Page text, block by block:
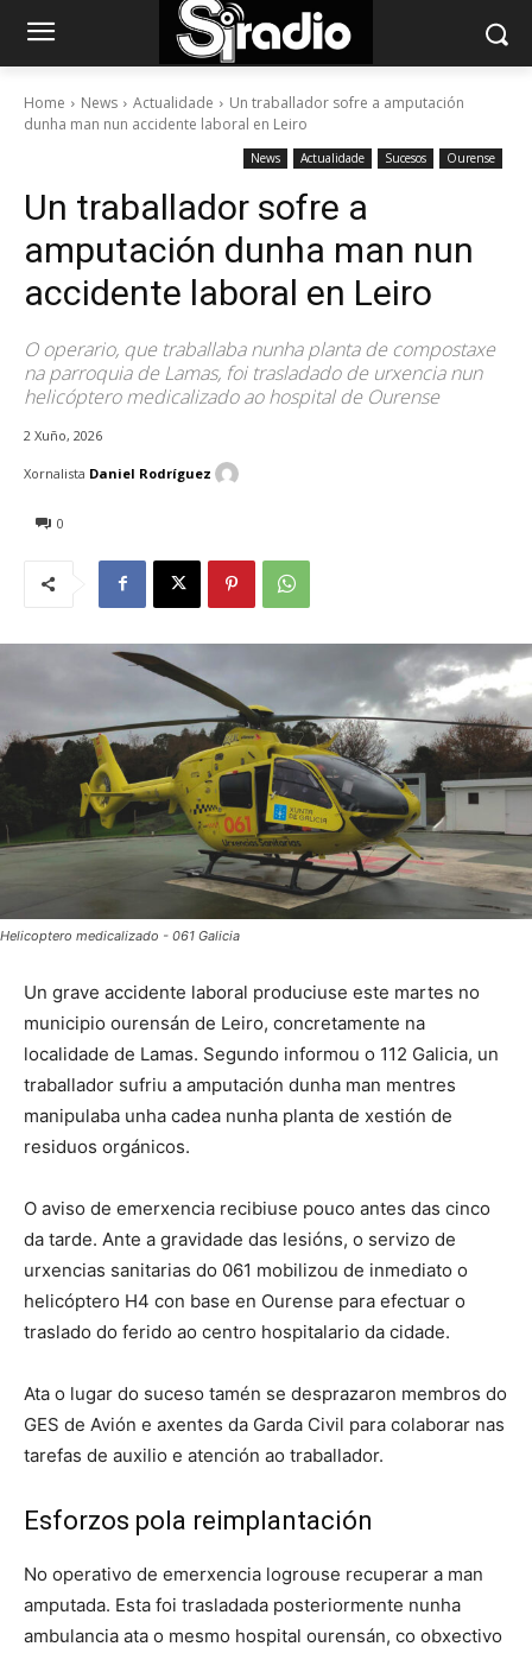
Home News Actualidade
Un traballador sofre a amputación
dunha man nun accidente laboral en Leiro
News Actualidade Sucesos Ourense
Un traballador sofre a
amputación dunha man nun
accidente laboral en Leiro
O operario, que traballaba nunha planta de compostaxe
na parroquia de Lamas, foi trasladado de urxencia nun
helicóptero medicalizado ao hospital de Ourense
2 Xuño, 2026
0
Xornalista Daniel Rodríguez
Helicoptero medicalizado - 061 Galicia
Un grave accidente laboral produciuse este martes no
municipio ourensán de Leiro, concretamente na
localidade de Lamas. Segundo informou o 112 Galicia, un
traballador sufriu a amputación dunha man mentres
manipulaba unha cadea nunha planta de xestión de
residuos orgánicos.
O aviso de emerxencia recibiuse pouco antes das cinco
da tarde. Ante a gravidade das lesións, o servizo de
urxencias sanitarias do 061 mobilizou de inmediato o
helicóptero H4 con base en Ourense para efectuar o
traslado do ferido ao centro hospitalario da cidade.
Ata o lugar do suceso tamén se desprazaron membros do
GES de Avión e axentes da Garda Civil para colaborar nas
tarefas de auxilio e atención ao traballador.
Esforzos pola reimplantación
No operativo de emerxencia logrouse recuperar a man
amputada. Esta foi trasladada posteriormente nunha
ambulancia ata o mesmo hospital ourensán, co obxectivo